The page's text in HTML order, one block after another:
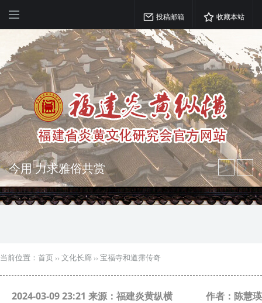
投稿邮箱 收藏本站
弘扬优秀文化 振奋民族精神 介绍民族
瑰宝 宣传中华精英
突出海西特色 报道台港澳侨 坚持古为
当前位置： 首页 ›› 文化长廊 ›› 宝福寺和道霈传奇
2024-03-09 23:21 来源：福建炎黄纵横 作者：陈慧瑛